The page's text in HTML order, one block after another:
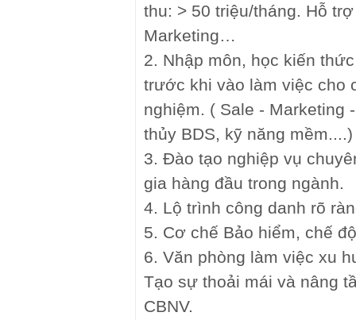
thu: > 50 triệu/tháng. Hỗ
Marketing…
2. Nhập môn, học kiến
trước khi vào làm việc cho
nghiệm. ( Sale - Marketing
thủy BDS, kỹ năng mềm....)
3. Đào tạo nghiệp vụ
gia hàng đầu trong ngành.
4. Lộ trình công danh rõ
5. Cơ chế Bảo hiểm, chế
6. Văn phòng làm việc xu
Tạo sự thoải mái và nâng
CBNV.